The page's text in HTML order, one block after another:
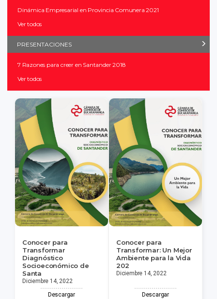
Dinámica Empresarial en Provincia Comunera 2021
Ver todos
PRESENTACIONES
7 Razones para creer en Santander 2018
Ver todos
Conocer para
Transformar
Diagnóstico
Socioeconómico de
Santa
Diciembre 14, 2022
Descargar
Conocer para
Transformar: Un Mejor
Ambiente para la Vida
202
Diciembre 14, 2022
Descargar